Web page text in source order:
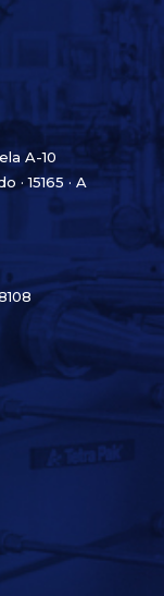
A-10
15165 · A